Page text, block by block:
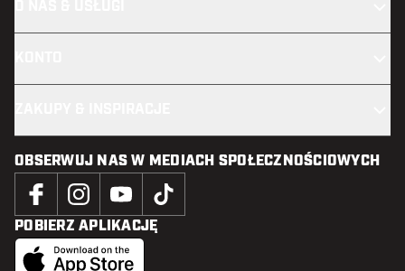
OBSERWUJ NAS W MEDIACH SPOŁECZNOŚCIOWYCH
POBIERZ APLIKACJĘ